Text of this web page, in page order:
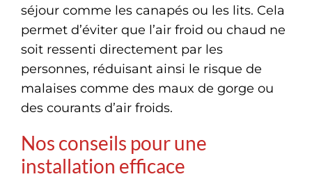
séjour comme les canapés ou les lits. Cela
permet d’éviter que l’air froid ou chaud ne
soit ressenti directement par les
personnes, réduisant ainsi le risque de
malaises comme des maux de gorge ou
des courants d’air froids.
Nos conseils pour une
installation efficace